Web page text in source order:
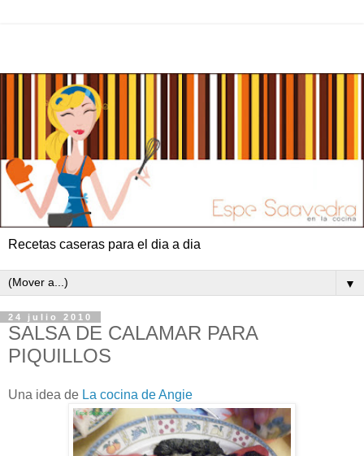
Recetas caseras para el dia a dia
▼
24 julio 2010
SALSA DE CALAMAR PARA
PIQUILLOS
Una idea de La cocina deAngie